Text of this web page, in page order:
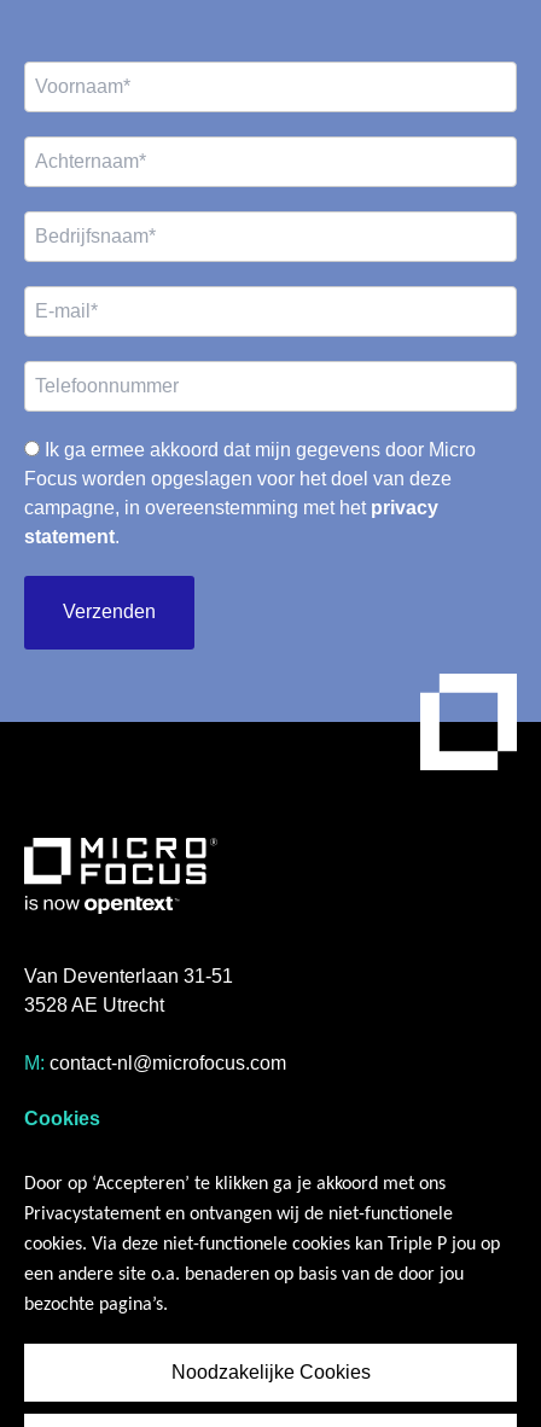
Cookies
Door op ‘Accepteren’ te klikken ga je akkoord met ons
Privacystatement en ontvangen wij de niet-functionele
cookies. Via deze niet-functionele cookies kan Triple P jou op
een andere site o.a. benaderen op basis van de door jou
bezochte pagina’s.
Noodzakelijke Cookies
Ik ga ermee akkoord dat mijn gegevens door Micro
Focus worden opgeslagen voor het doel van deze
campagne, in overeenstemming met het privacy
statement.
Verzenden
Van Deventerlaan 31-51
3528 AE Utrecht
M: contact-nl@microfocus.com
Resources
Over ons
Contact